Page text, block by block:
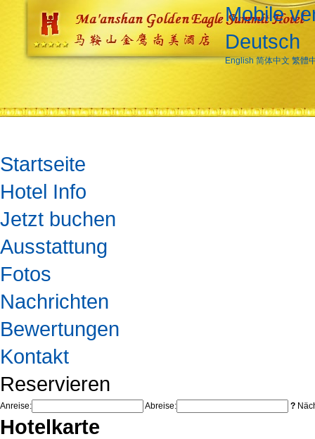
Mobile
Deutsch
English 简体中文 繁體
Startseite
Hotel Info
Jetzt buchen
Ausstattung
Fotos
Nachrichten
Bewertungen
Kontakt
Reservieren
Anreise: Abreise: ?
Hotelkarte